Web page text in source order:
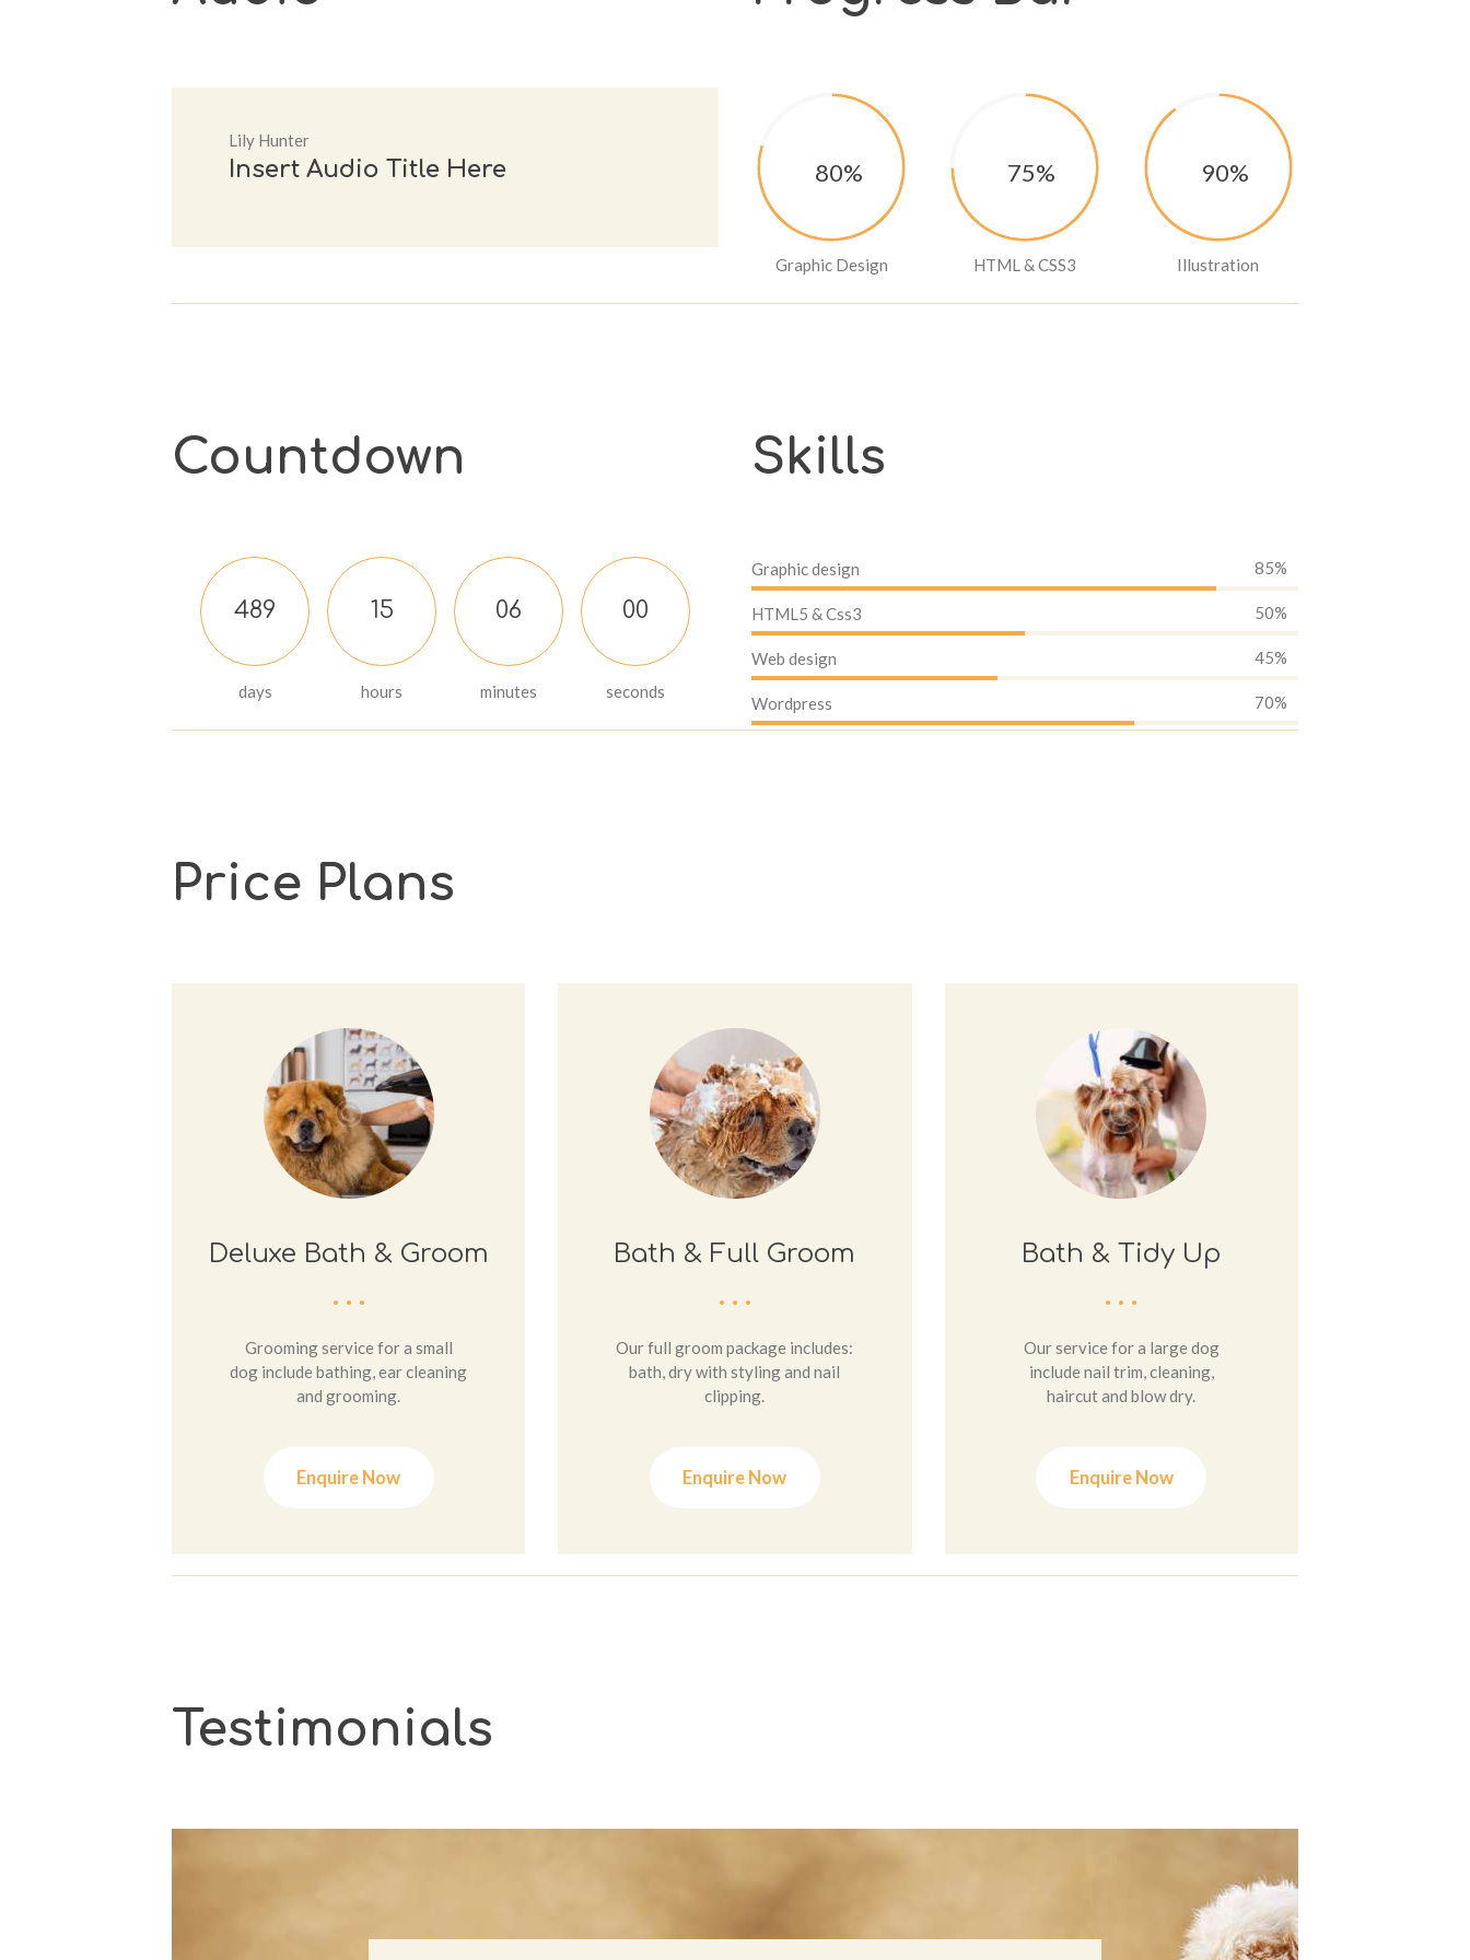
Lily Hunter
Insert Audio Title Here 80%
Graphic Design
75%
HTML & CSS3
90%
Illustration
Countdown
489
days
1 5
hours
06
minutes
02
seconds
Skills
Graphic design 85%
HTML5 & Css3 50%
Web design 45%
Wordpress 70%
Price Plans
Deluxe Bath & Groom
Grooming service for a small
dog include bathing, ear cleaning
and grooming.
Enquire Now
Bath & Full Groom
Our full groom package includes:
bath, dry with styling and nail
clipping.
Enquire Now
Bath & Tidy Up
Our service for a large dog
include nail trim, cleaning,
haircut and blow dry.
Enquire Now
Testimonials